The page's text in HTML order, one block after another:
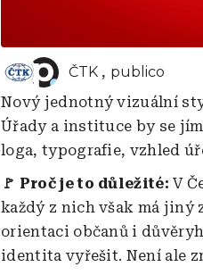
ČTK publico
Nový jednotný vizuální
Úřady a instituce by se
loga, typografie, vzhled
🚩 Proč je to důležité:V
každý z nich však má jiný
orientaci občanů i
identita vyřešit. Není ale